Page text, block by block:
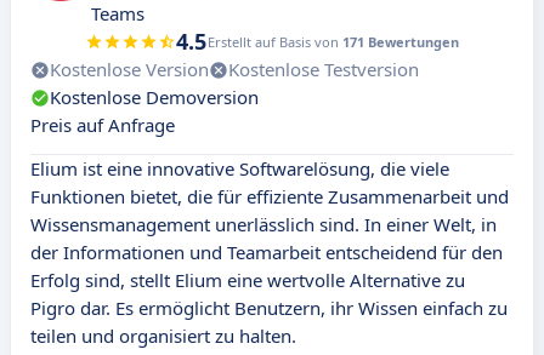
Teams
4.5Erstellt auf Basis von 171 Bewertungen
Kostenlose Version
Kostenlose Testversion
Kostenlose Demoversion
Preis auf Anfrage
Elium ist eine innovative Softwarelösung, die viele
Funktionen bietet, die für effiziente Zusammenarbeit und
Wissensmanagement unerlässlich sind. In einer Welt, in
der Informationen und Teamarbeit entscheidend für den
Erfolg sind, stellt Elium eine wertvolle Alternative zu
Pigro dar. Es ermöglicht Benutzern, ihr Wissen einfach zu
teilen und organisiert zu halten.